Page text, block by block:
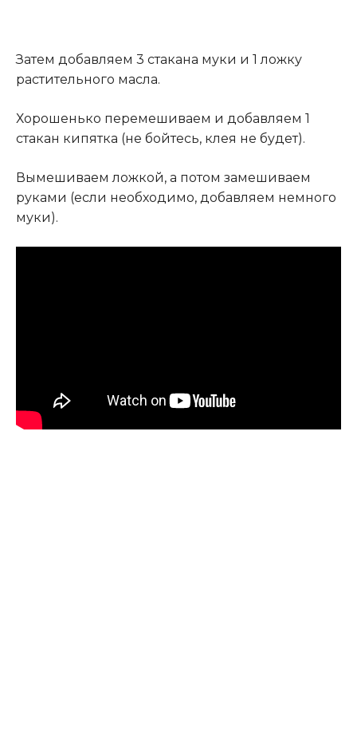
Затем добавляем 3 стакана муки и 1 ложку
растительного масла.
Хорошенько перемешиваем и добавляем 1
стакан кипятка (не бойтесь, клея не будет).
Вымешиваем ложкой, а потом замешиваем
руками (если необходимо, добавляем немного
муки).